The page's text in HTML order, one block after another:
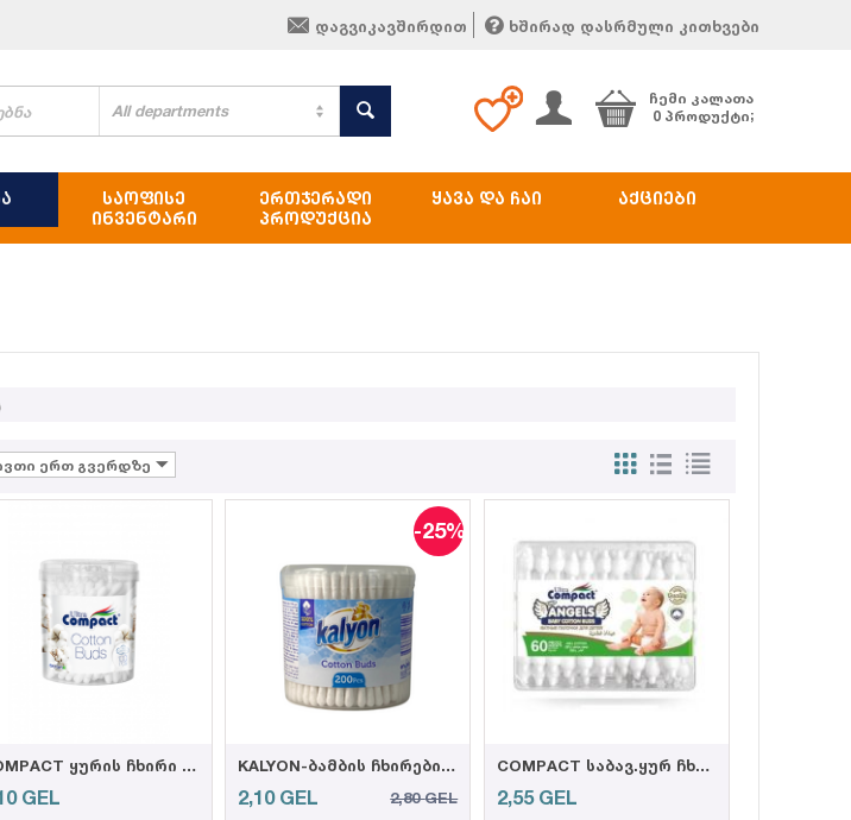
დაგვიკავშირდით ხშირად დასრმული კითხვები
All departments
ᲩᲔᲛᲘ ᲙᲐᲚᲐᲗᲐ
0 პროდუქტი;
ᲡᲐᲝᲤᲘᲡᲔ
ᲘᲜᲕᲔᲜᲢᲐᲠᲘ
ᲔᲠᲗᲯᲔᲠᲐᲓᲘ
ᲞᲠᲝᲓᲣᲥᲪᲘᲐ
ᲧᲐᲕᲐ ᲓᲐ ᲩᲐᲘ ᲐᲥᲪᲘᲔᲑᲘ
ერთ გვერდზე
COMPACT ყურის ჩხირი ცილინდრი 100 ც
GEL
-25%
KALYON-ბამბის ჩხირები 200 ცალი (144)
2,10 GEL 2,80 GEL
COMPACT საბავ.ყურ ჩხირი 60 ც
2,55 GEL